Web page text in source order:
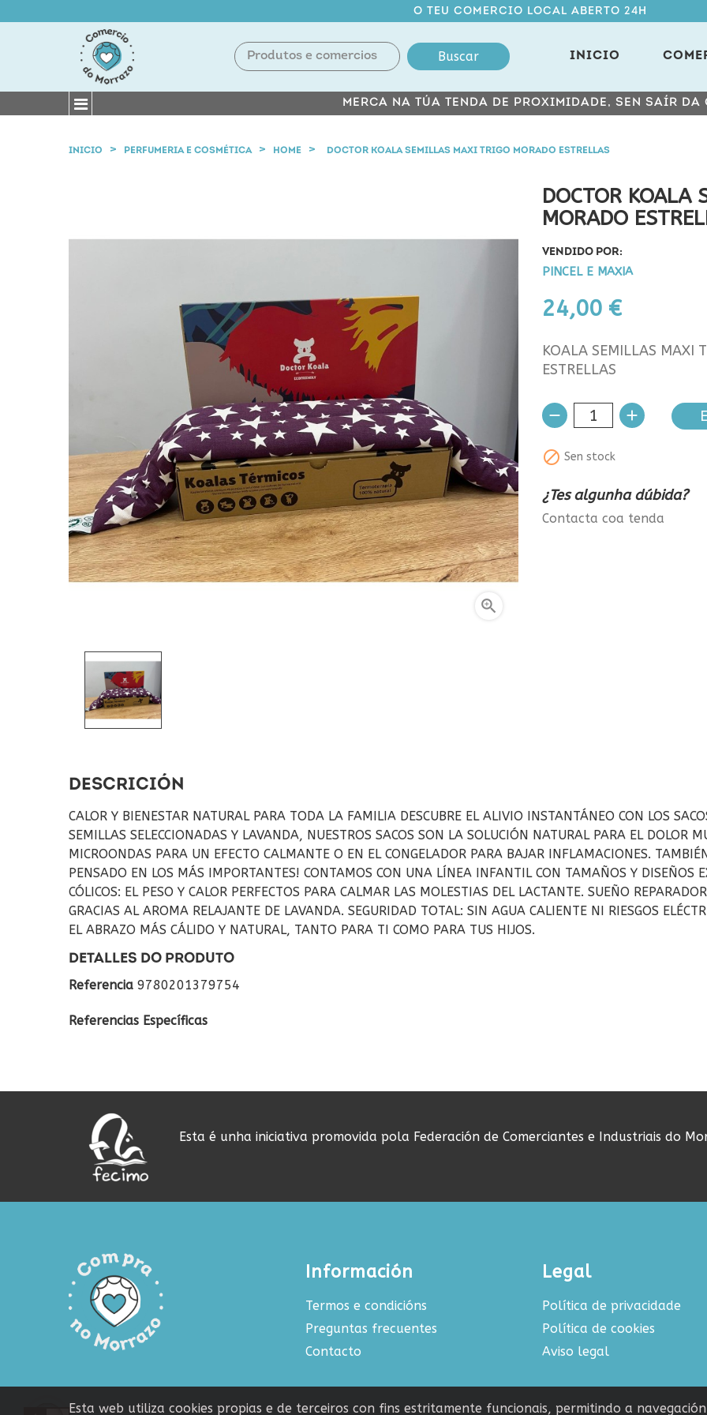
O TEU COMERCIO LOCAL ABERTO 24H
Buscar INICIO
MERCA NA TÚA TENDA DE PROXIMIDADE, SEN SAÍR DA
INICIO PERFUMERIA E COSMÉTICA HOME DOCTOR KOALA SEMILLAS MAXI TRIGO MORADO ESTRELLAS

DOCTOR KOALA
MORADO
VENDIDO POR:
PINCEL E MAXIA
24,00 €
KOALA SEMILLAS MAXI
ESTRELLAS
 Sen stock
¿Tes algunha dúbida?
Contacta coa tenda
DESCRICIÓN
CALOR Y BIENESTAR NATURAL PARA TODA LA FAMILIA DESCUBRE EL ALIVIO INSTANTÁNEO CON LOS
SEMILLAS SELECCIONADAS Y LAVANDA, NUESTROS SACOS SON LA SOLUCIÓN NATURAL PARA EL DOLOR
MICROONDAS PARA UN EFECTO CALMANTE O EN EL CONGELADOR PARA BAJAR INFLAMACIONES.
PENSADO EN LOS MÁS IMPORTANTES! CONTAMOS CON UNA LÍNEA INFANTIL CON TAMAÑOS Y DISEÑOS
CÓLICOS: EL PESO Y CALOR PERFECTOS PARA CALMAR LAS MOLESTIAS DEL LACTANTE. SUEÑO
GRACIAS AL AROMA RELAJANTE DE LAVANDA. SEGURIDAD TOTAL: SIN AGUA CALIENTE NI RIESGOS
EL ABRAZO MÁS CÁLIDO Y NATURAL, TANTO PARA TI COMO PARA TUS HIJOS.
DETALLES DO PRODUTO
Referencia 9780201379754
Referencias Específicas
Esta é unha iniciativa promovida pola Federación de Comerciantes e Industriais do
Información
Termos e condicións
Preguntas frecuentes
Contacto
Legal
Política de privacidade
Política de cookies
Aviso legal
Esta web utiliza cookies propias e de terceiros con fins estritamente funcionais, permitindo a